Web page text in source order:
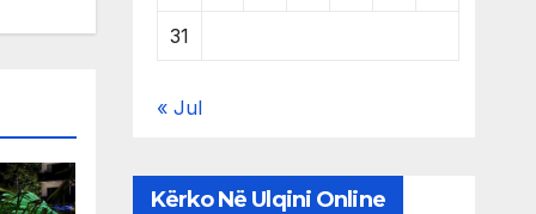
31
« Jul
Kërko Në Ulqini Online